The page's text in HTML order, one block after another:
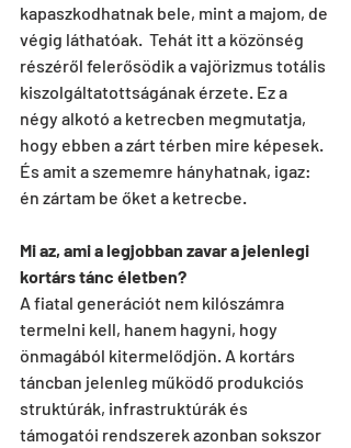
kapaszkodhatnak bele, mint a majom, de
végig láthatóak.  Tehát itt a közönség
részéről felerősödik a vajörizmus totális
kiszolgáltatottságának érzete. Ez a
négy alkotó a ketrecben megmutatja,
hogy ebben a zárt térben mire képesek.
És amit a szememre hányhatnak, igaz:
én zártam be őket a ketrecbe.
Mi az, ami a legjobban zavar a jelenlegi
kortárs tánc életben?
A fiatal generációt nem kilószámra
termelni kell, hanem hagyni, hogy
önmagából kitermelődjön. A kortárs
táncban jelenleg működő produkciós
struktúrák, infrastruktúrák és
támogatói rendszerek azonban sokszor